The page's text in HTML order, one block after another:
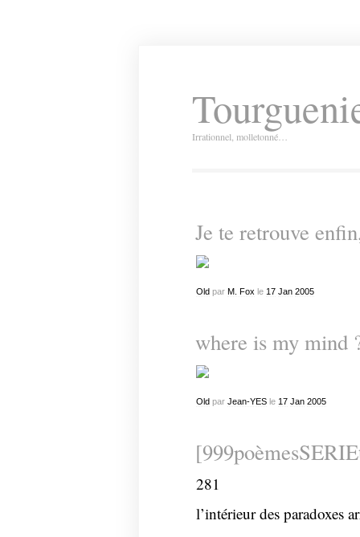
Irrationnel, molletonné…
Je te retrouve
Oldpar M. Fox le 17 Jan 2005
where is my mind
Oldpar Jean-YESle 17 Jan 2005
281
l’intérieur des paradoxes